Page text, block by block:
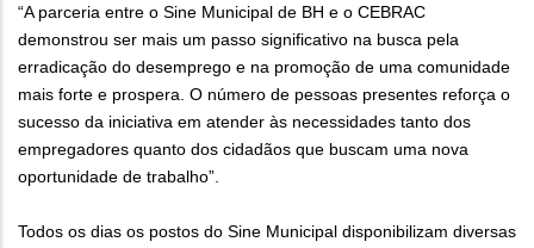
“A parceria entre o Sine Municipal de BH e o CEBRAC
demonstrou ser mais um passo significativo na busca pela
erradicação do desemprego e na promoção de uma comunidade
mais forte e prospera. O número de pessoas presentes reforça o
sucesso da iniciativa em atender às necessidades tanto dos
empregadores quanto dos cidadãos que buscam uma nova
oportunidade de trabalho”.
Todos os dias os postos do Sine Municipal disponibilizam diversas